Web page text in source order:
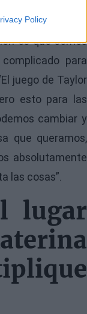
Policy
es que somos
para
juego de Taylor
esto para las
cambiar y
que queramos,
absolutamente
las cosas”.
lugar